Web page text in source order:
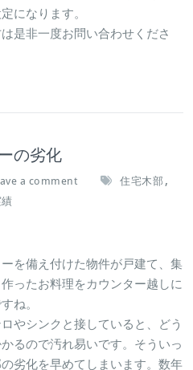
になります。
是非一度お問い合わせくださ
の劣化
a comment 住宅木部 ,
を備え付けた物件が戸建て、集
ったお料理をカウンター越しに
ね。
やシンクと接していると、どう
るので汚れ易いです。そういっ
劣化を早めてしまいます。数年